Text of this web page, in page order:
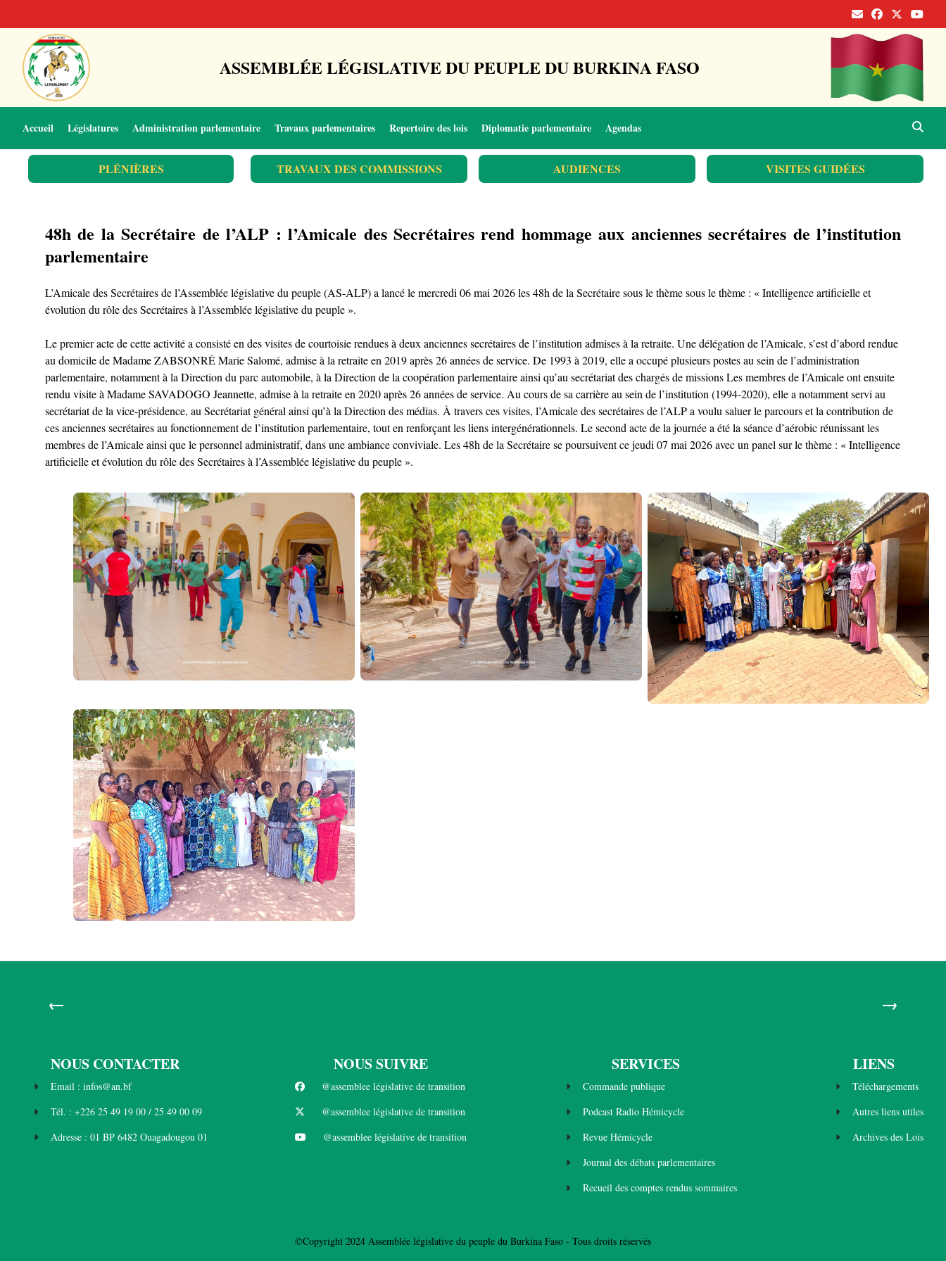
ASSEMBLÉE LÉGISLATIVE DU PEUPLE DU BURKINA FASO
Accueil Législatures Administration parlementaire Travaux parlementaires Repertoire des lois Diplomatie parlementaire Agendas
PLÉNIÈRES TRAVAUX DES COMMISSIONS AUDIENCES VISITES GUIDÉES
48h de la Secrétaire de l’ALP : l’Amicale des Secrétaires rend hommage aux anciennes secrétaires de l’institution
parlementaire
L’Amicale des Secrétaires de l’Assemblée législative du peuple (AS-ALP) a lancé le mercredi 06 mai 2026 les 48h de la Secrétaire sous le thème sous le thème : « Intelligence artificielle et
évolution du rôle des Secrétaires à l’Assemblée législative du peuple ».
Le premier acte de cette activité a consisté en des visites de courtoisie rendues à deux anciennes secrétaires de l’institution admises à la retraite. Une délégation de l’Amicale, s’est d’abord rendue
au domicile de Madame ZABSONRÉ Marie Salomé, admise à la retraite en 2019 après 26 années de service. De 1993 à 2019, elle a occupé plusieurs postes au sein de l’administration
parlementaire, notamment à la Direction du parc automobile, à la Direction de la coopération parlementaire ainsi qu’au secrétariat des chargés de missions Les membres de l’Amicale ont ensuite
rendu visite à Madame SAVADOGO Jeannette, admise à la retraite en 2020 après 26 années de service. Au cours de sa carrière au sein de l’institution (1994-2020), elle a notamment servi au
secrétariat de la vice-présidence, au Secrétariat général ainsi qu’à la Direction des médias. À travers ces visites, l’Amicale des secrétaires de l’ALP a voulu saluer le parcours et la contribution de
ces anciennes secrétaires au fonctionnement de l’institution parlementaire, tout en renforçant les liens intergénérationnels. Le second acte de la journée a été la séance d’aérobic réunissant les
membres de l’Amicale ainsi que le personnel administratif, dans une ambiance conviviale. Les 48h de la Secrétaire se poursuivent ce jeudi 07 mai 2026 avec un panel sur le thème : « Intelligence
artificielle et évolution du rôle des Secrétaires à l’Assemblée législative du peuple ».
← →
NOUS CONTACTER
Email : infos@an.bf
Tél. : +226 25 49 19 00 / 25 49 00 09
Adresse : 01 BP 6482 Ouagadougou 01
NOUS SUIVRE
@assemblee législative de transition
@assemblee législative de transition
@assemblee législative de transition
SERVICES
Commande publique
Podcast Radio Hémicycle
Revue Hémicycle
Journal des débats parlementaires
Recueil des comptes rendus sommaires
LIENS
Téléchargements
Autres liens utiles
Archives des Lois
©Copyright 2024 Assemblée législative du peuple du Burkina Faso - Tous droits réservés